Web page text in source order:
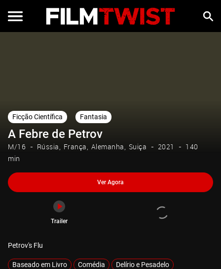
Ficção Científica Fantasia
A Febre de Petrov
M/16 Rússia França Alemanha Suiça 2021
140
min
Ver Agora
Trailer
Petrov's Flu
Baseado em Livro Comédia Delírio e Pesadelo